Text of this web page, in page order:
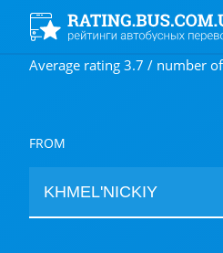
Average rating 3.7 / number
FROM